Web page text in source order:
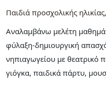
Παιδιά προσχολικής ηλικίας
Αναλαμβάνω μελέτη
φύλαξη-δημιουργική
νηπιαγωγείου με θεατρικό
γιόγκα, παιδικά πάρτυ,